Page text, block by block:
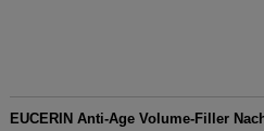
EUCERIN Anti-Age Volume-Filler